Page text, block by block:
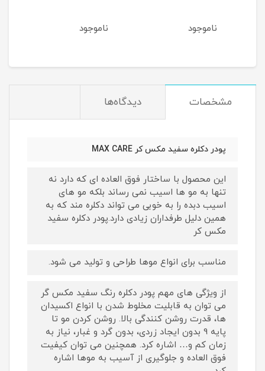
ناموجود ناموجود
مشخصات دیدگاه‌ها
پودر دکلره سفید مکس کر MAX CARE
این محصول با ساختار فوق العاده ای که دارد نه
تنها به مو ها اسیب نمی رساند بلکه مو های
اسیب دبده را به خوبی می تواند دکلره مند که به
همین دلیل طرفداران زیادی دارد.پودر دکلره سفید
مکس کر
مناسب برای انواع موها طراحی و تولید می شود.
از ویژگی های مهم پودر دکلره رنگ سفید مکس گر
می توان به قابلیت مخلوط شدن با انواع اکسیدان
ها، قدرت روشن کنندگی بالا. روشن کردن مو تا
پایه 9 بدون ایجاد زردی، بدون گرد و غبار، نیاز به
زمان کم و… اشاره کرد. همچنین می توان کیفیت
فوق العاده و جلوگیری از آسیب به موها اشاره